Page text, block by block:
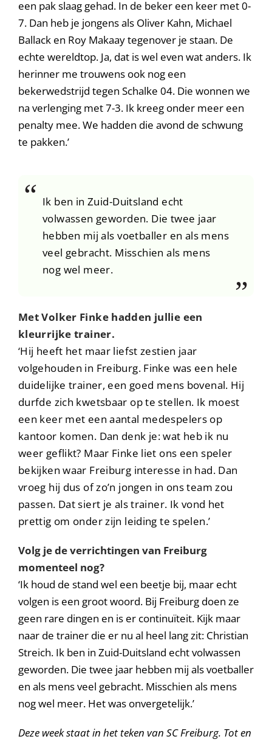
een pak slaag gehad. In de beker een keer met 0-
7. Dan heb je jongens als Oliver Kahn, Michael
Ballack en Roy Makaay tegenover je staan. De
echte wereldtop. Ja, dat is wel even wat anders. Ik
herinner me trouwens ook nog een
bekerwedstrijd tegen Schalke 04. Die wonnen we
na verlenging met 7-3. Ik kreeg onder meer een
penalty mee. We hadden die avond de schwung
te pakken.’
Ik ben in Zuid-Duitsland echt
volwassen geworden. Die twee jaar
hebben mij als voetballer en als mens
veel gebracht. Misschien als mens
nog wel meer.
Met Volker Finke hadden jullie een
kleurrijke trainer.
‘Hij heeft het maar liefst zestien jaar
volgehouden in Freiburg. Finke was een hele
duidelijke trainer, een goed mens bovenal. Hij
durfde zich kwetsbaar op te stellen. Ik moest
een keer met een aantal medespelers op
kantoor komen. Dan denk je: wat heb ik nu
weer geflikt? Maar Finke liet ons een speler
bekijken waar Freiburg interesse in had. Dan
vroeg hij dus of zo’n jongen in ons team zou
passen. Dat siert je als trainer. Ik vond het
prettig om onder zijn leiding te spelen.’
Volg je de verrichtingen van Freiburg
momenteel nog?
‘Ik houd de stand wel een beetje bij, maar echt
volgen is een groot woord. Bij Freiburg doen ze
geen rare dingen en is er continuïteit. Kijk maar
naar de trainer die er nu al heel lang zit: Christian
Streich. Ik ben in Zuid-Duitsland echt volwassen
geworden. Die twee jaar hebben mij als voetballer
en als mens veel gebracht. Misschien als mens
nog wel meer. Het was onvergetelijk.’
Deze week staat in het teken van SC Freiburg. Tot en